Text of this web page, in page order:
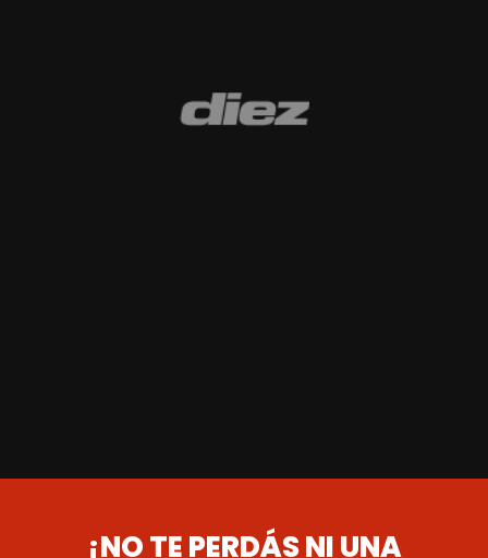
¡NO TE PERDÁS NI UNA